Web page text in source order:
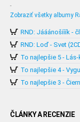
-
Zobraziť všetky albumy
RND: Jááánošííík -
RND: Loď - Svet
To najlepšie 5 -
To najlepšie 3 -
ČLÁNKY A RECENZIE